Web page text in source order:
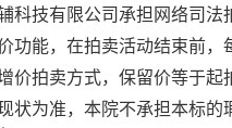
科技有限公司承担网络司
功能，在拍卖活动结束前，
价拍卖方式，保留价等于
状为准，本院不承担本标的